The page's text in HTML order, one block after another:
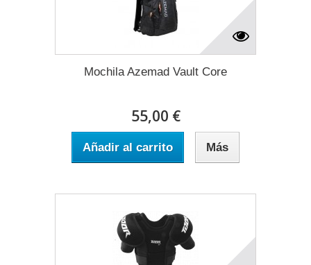
Mochila Azemad Vault Core
55,00 €
Añadir al carrito Más